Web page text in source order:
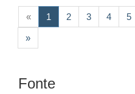
« 1 (current)
2 3 4 5
»
Fonte